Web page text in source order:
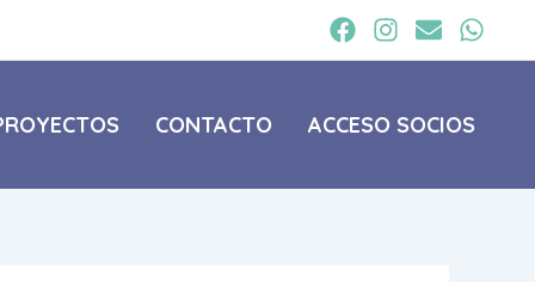
CONTACTO ACCESO SOCIOS